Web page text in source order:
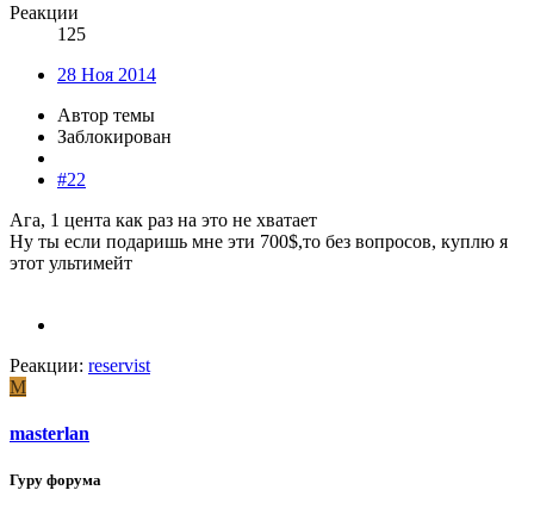
Реакции
125
28 Ноя 2014
Автор темы
Заблокирован
#22
Ага, 1 цента как раз на это не хватает
Ну ты если подаришь мне эти 700$,то без вопросов, куплю я
этот ультимейт
Реакции: reservist
M
masterlan
Гуру форума